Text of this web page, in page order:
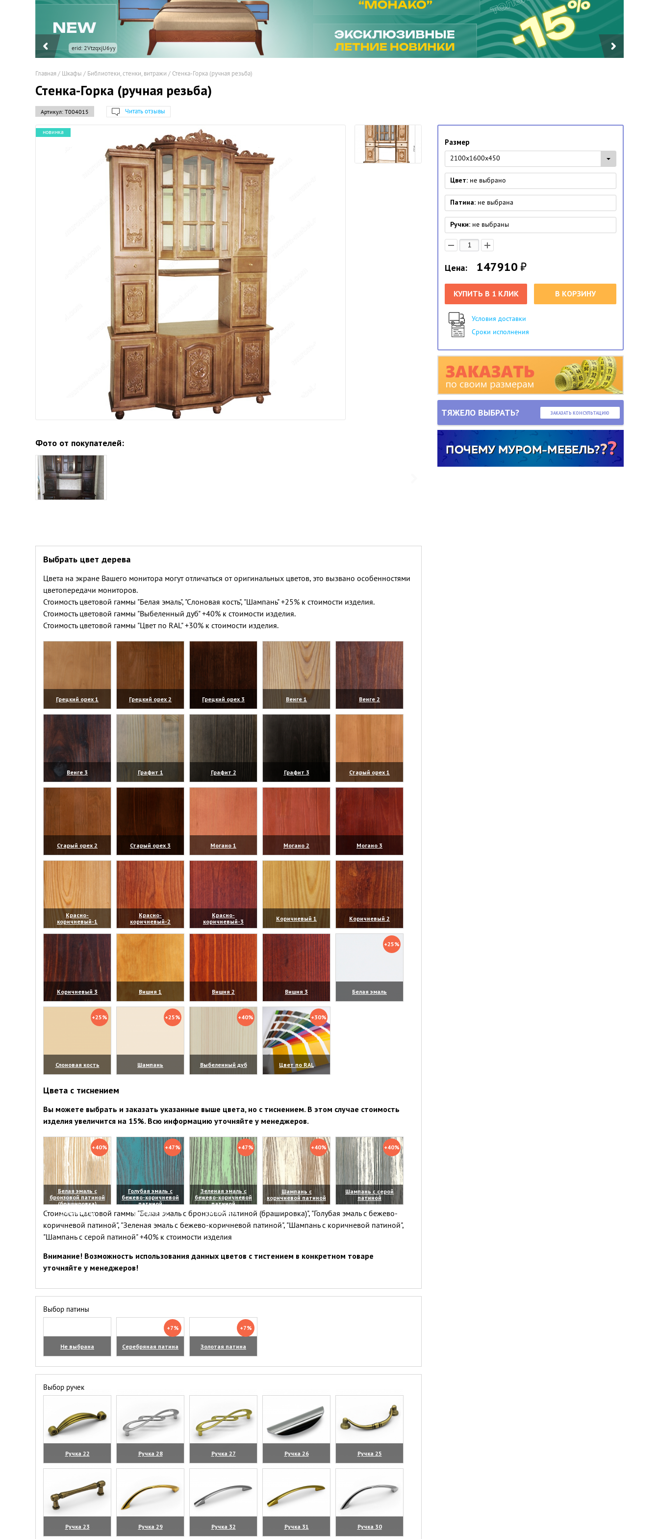
erid: 2VtzqxjU6yy
Главная/ Шкафы / Библиотеки, стенки, витражи / Стенка-Горка (ручная резьба)
Стенка-Горка (ручная резьба)
Артикул: Т004015 Читать отзывы
новинка
Фото от покупателей:
Размер
2100х1600х450
Цвет: не выбрано
Патина: не выбрана
Ручки: не выбраны
Цена: 147910₽
КУПИТЬ В 1 КЛИК В КОРЗИНУ
Условия доставки
Сроки исполнения
ТЯЖЕЛО ВЫБРАТЬ? ЗАКАЗАТЬ КОНСУЛЬТАЦИЮ
Выбрать цвет дерева
Цвета на экране Вашего монитора могут отличаться от оригинальных цветов, это вызвано особенностями
цветопередачи мониторов.
Стоимость цветовой гаммы "Белая эмаль", "Слоновая кость", "Шампань" +25% к стоимости изделия.
Стоимость цветовой гаммы "Выбеленный дуб" +40% к стоимости изделия.
Стоимость цветовой гаммы "Цвет по RAL" +30% к стоимости изделия.
Грецкий орех 1
(увеличить)
Грецкий орех 2
(увеличить)
Грецкий орех 3
(увеличить)
Венге 1
(увеличить)
Венге 2
(увеличить)
Венге 3
(увеличить)
Графит 1
(увеличить)
Графит 2
(увеличить)
Графит 3
(увеличить)
Старый орех 1
(увеличить)
Старый орех 2
(увеличить)
Старый орех 3
(увеличить)
Могано 1
(увеличить)
Могано 2
(увеличить)
Могано 3
(увеличить)
Красно-
коричневый-1
(увеличить)
Красно-
коричневый-2
(увеличить)
Красно-
коричневый-3
(увеличить)
Коричневый 1
(увеличить)
Коричневый 2
(увеличить)
Коричневый 3
(увеличить)
Вишня 1
(увеличить)
Вишня 2
(увеличить)
Вишня 3
(увеличить)
+25%
Белая эмаль
(увеличить)
+25%
Слоновая кость
(увеличить)
+25%
Шампань
(увеличить)
+40%
Выбеленный дуб
(увеличить)
+30%
Цвет по RAL
(увеличить)
Цвета с тиснением
Вы можете выбрать и заказать указанные выше цвета, но с тиснением. В этом случае стоимость
изделия увеличится на 15%. Всю информацию уточняйте у менеджеров.
+40%
Белая эмаль с
бронзовой патиной
(брашировка)
(увеличить)
+47%
Голубая эмаль с
бежево-коричневой
патиной
(увеличить)
+47%
Зеленая эмаль с
бежево-коричневой
патиной
(увеличить)
+40%
Шампань с
коричневой патиной
(увеличить)
+40%
Шампань с серой
патиной
(увеличить)
Стоимость цветовой гаммы "Белая эмаль с бронзовой патиной (брашировка)", "Голубая эмаль с бежево-
коричневой патиной", "Зеленая эмаль с бежево-коричневой патиной", "Шампань с коричневой патиной",
"Шампань с серой патиной" +40% к стоимости изделия
Внимание! Возможность использования данных цветов с тистением в конкретном товаре
уточняйте у менеджеров!
Выбор патины
Не выбрана Серебряная патина
+7%
Золотая патина
+7%
Выбор ручек
Ручка 22
(увеличить)
Ручка 28
(увеличить)
Ручка 27
(увеличить)
Ручка 26
(увеличить)
Ручка 25
(увеличить)
Ручка 23
Ручка 29
Ручка 32
Ручка 31
Ручка 30